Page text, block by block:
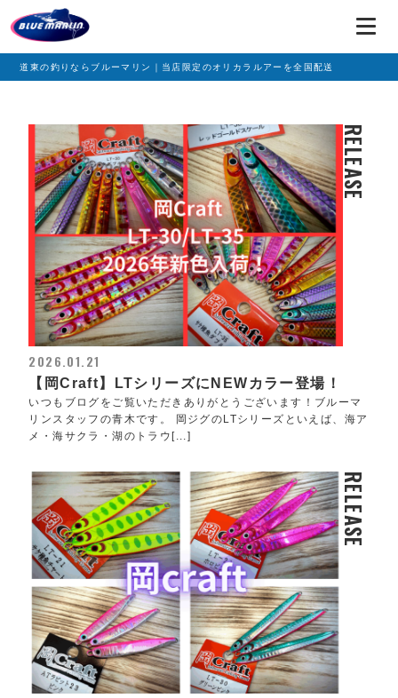
道東の釣りならブルーマリン｜当店限定のオリカラルアーを全国配送
RELEASE
2026.01.21
【岡Craft】LTシリーズにNEWカラー登場！
いつもブログをご覧いただきありがとうございます！ブルーマ
リンスタッフの青木です。 岡ジグのLTシリーズといえば、海ア
メ・海サクラ・湖のトラウ[...]
RELEASE